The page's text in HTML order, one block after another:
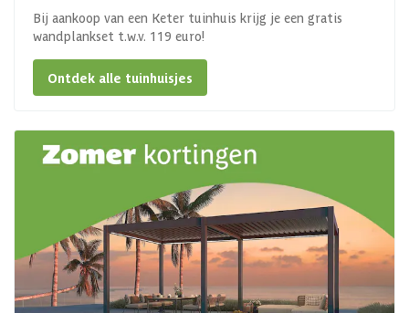
Bij aankoop van een Keter tuinhuis krijg je een gratis
wandplankset t.w.v. 119 euro!
Ontdek alle tuinhuisjes